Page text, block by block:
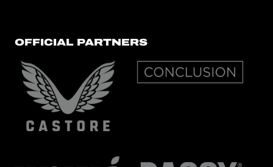
OFFICIAL PARTNERS